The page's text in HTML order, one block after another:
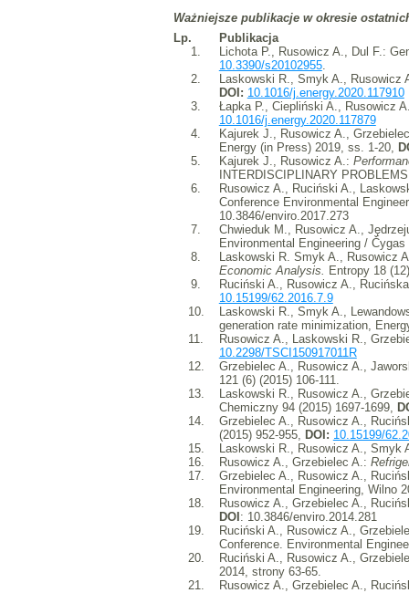
Ważniejsze publikacje w okresie
Lp.
Publikacja
1.
Lichota P., Rusowicz A., Dul F.:
10.3390/s20102955.
2.
Laskowski R., Smyk A., Rusowicz
DOI: 10.1016/j.energy.2020.117910
3.
Łapka P., Ciepliński A., Rusowicz
10.1016/j.energy.2020.117879
4.
Kajurek J., Rusowicz A.,
Energy (in Press) 2019, ss. 1-20,
5.
Kajurek J., Rusowicz A.:
INTERDISCIPLINARY
6.
Rusowicz A., Ruciński A.,
Conference Environmental
10.3846/enviro.2017.273
7.
Chwieduk M., Rusowicz A.,
Environmental Engineering / Čygas
8.
Laskowski R. Smyk A., Rusowicz
Economic Analysis.
Entropy 18
9.
Ruciński A., Rusowicz A.,
10.15199/62.2016.7.9
10.
Laskowski R., Smyk A.,
generation rate minimization,
11.
Rusowicz A., Laskowski R.,
10.2298/TSCI150917011R
12.
Grzebielec A., Rusowicz A.,
121 (6) (2015) 106-111.
13.
Laskowski R., Rusowicz A.,
Chemiczny 94 (2015) 1697-1699,
14.
Grzebielec A., Rusowicz A.,
(2015) 952-955, DOI: 10.15199/
15.
Laskowski R., Rusowicz A., Smyk
16.
Rusowicz A., Grzebielec A.:
17.
Grzebielec A., Rusowicz A.,
Environmental Engineering, Wilno
18.
Rusowicz A., Grzebielec A.,
DOI: 10.3846/enviro.2014.281
19.
Ruciński A., Rusowicz A.,
Conference. Environmental
20.
Ruciński A., Rusowicz A.,
2014, strony 63-65.
21.
Rusowicz A., Grzebielec A.,